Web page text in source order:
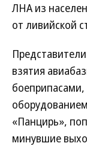
ЛНА из
от ливийской
взятия
«Панцирь»,
минувшие